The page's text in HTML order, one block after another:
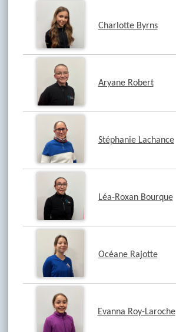
Charlotte Byrns
Aryane Robert
Stéphanie Lachance
Léa-Roxan Bourque
Océane Rajotte
Evanna Roy-Laroche